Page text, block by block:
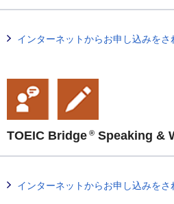
インターネットからお申し込みをさ
TOEIC Bridge ® Speaking &
インターネットからお申し込みをさ